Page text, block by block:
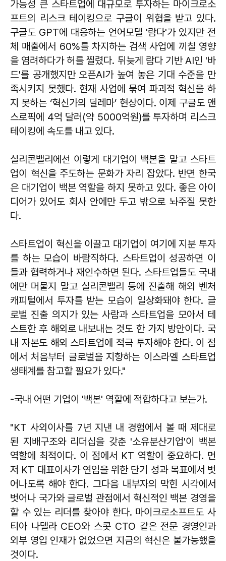
가능성 큰 스타트업에 대규모로 투자하는 마이크로소
프트의 리스크 테이킹으로 구글이 위협을 받고 있다.
구글도 GPT에 대응하는 언어모델 '람다'가 있지만 전
체 매출에서 60%를 차지하는 검색 사업에 끼칠 영향
을 염려하다가 허를 찔렸다. 뒤늦게 람다 기반 AI인 '바
드'를 공개했지만 오픈AI가 높여 놓은 기대 수준을 만
족시키지 못했다. 현재 사업에 묶여 파괴적 혁신을 하
지 못하는 ‘혁신가의 딜레마’ 현상이다. 이제 구글도 앤
스로픽에 4억 달러(약 5000억원)를 투자하며 리스크
테이킹에 속도를 내고 있다.
실리콘밸리에선 이렇게 대기업이 백본을 맡고 스타트
업이 혁신을 주도하는 문화가 자리 잡았다. 반면 한국
은 대기업이 백본 역할을 하지 못하고 있다. 좋은 아이
디어가 있어도 회사 안에만 두고 밖으로 놔주질 못한
다.
스타트업이 혁신을 이끌고 대기업이 여기에 지분 투자
를 하는 모습이 바람직하다. 스타트업이 성공하면 이
들과 협력하거나 재인수하면 된다. 스타트업들도 국내
에만 머물지 말고 실리콘밸리 등에 진출해 해외 벤처
캐피털에서 투자를 받는 모습이 일상화돼야 한다. 글
로벌 진출 의지가 있는 사람과 스타트업을 모아서 테
스트한 후 해외로 내보내는 것도 한 가지 방안이다. 국
내 자본도 해외 스타트업에 적극 투자해야 한다. 이 점
에서 처음부터 글로벌을 지향하는 이스라엘 스타트업
생태계를 참고할 필요가 있다."
-국내 어떤 기업이 '백본' 역할에 적합하다고 보는가.
"KT 사외이사를 7년 지낸 내 경험에서 볼 때 제대로
된 지배구조와 리더십을 갖춘 '소유분산기업'이 백본
역할에 최적이다. 이 점에서 KT 역할이 중요하다. 먼
저 KT 대표이사가 연임을 위한 단기 성과 목표에서 벗
어나도록 해야 한다. 그다음 내부자의 막힌 시각에서
벗어나 국가와 글로벌 관점에서 혁신적인 백본 경영을
할 수 있는 리더를 찾아야 한다. 마이크로소프트도 사
티아 나델라 CEO와 스콧 CTO 같은 전문 경영인과
외부 영입 인재가 없었으면 지금의 혁신은 불가능했을
것이다.